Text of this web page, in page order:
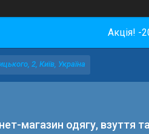
Акція! -
2, Київ, Україна
магазин одягу, взуття